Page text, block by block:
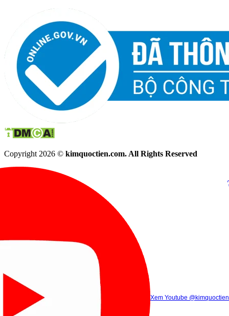
Copyright 2026 © kimquoctien.com. All Rights Reserved
Xem Tik Tok
(8h00 - 21h30)
(8h00 -
Gọi điện (8h00 - 21h30)
Xem Youtube @kimquoctien